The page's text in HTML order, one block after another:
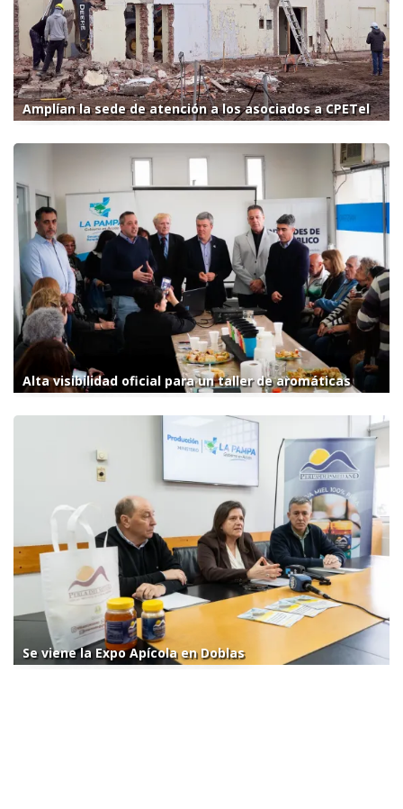
Amplían la sede de atención a los asociados a CPETel
Alta visibilidad oficial para un taller de aromáticas
Se viene la Expo Apícola en Doblas